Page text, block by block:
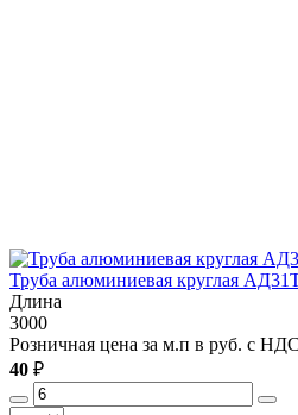
Труба алюминиевая круглая
Длина
3000
Розничная цена за м.п в руб. с НДС
40 ₽